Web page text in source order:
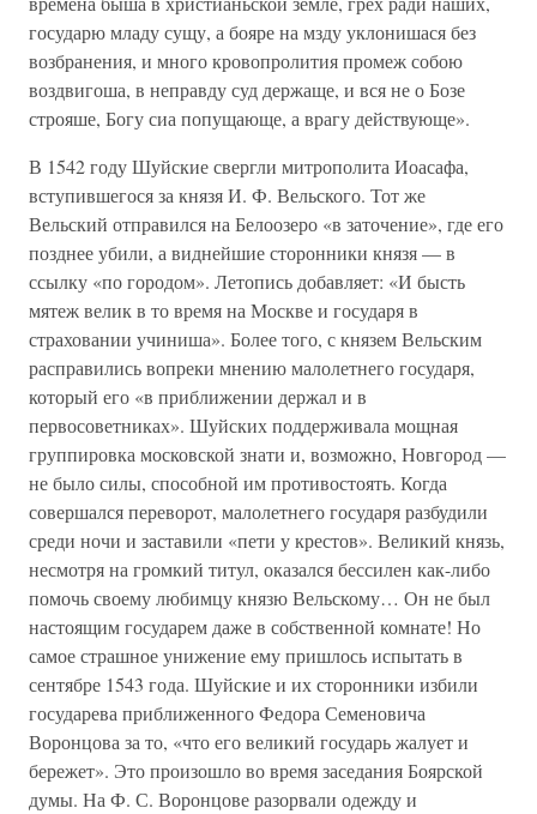
государю младу сущу, а бояре на мзду уклонишася без
возбранения, и много кровопролития промеж собою
воздвигоша, в неправду суд держаще, и вся не о Бозе
строяше, Богу сиа попущающе, а врагу действующе».
В 1542 году Шуйские свергли митрополита Иоасафа,
вступившегося за князя И. Ф. Вельского. Тот же
Вельский отправился на Белоозеро «в заточение», где его
позднее убили, а виднейшие сторонники князя — в
ссылку «по городом». Летопись добавляет: «И бысть
мятеж велик в то время на Москве и государя в
страховании учиниша». Более того, с князем Вельским
расправились вопреки мнению малолетнего государя,
который его «в приближении держал и в
первосоветниках». Шуйских поддерживала мощная
группировка московской знати и, возможно, Новгород —
не было силы, способной им противостоять. Когда
совершался переворот, малолетнего государя разбудили
среди ночи и заставили «пети у крестов». Великий князь,
несмотря на громкий титул, оказался бессилен как-либо
помочь своему любимцу князю Вельскому… Он не был
настоящим государем даже в собственной комнате! Но
самое страшное унижение ему пришлось испытать в
сентябре 1543 года. Шуйские и их сторонники избили
государева приближенного Федора Семеновича
Воронцова за то, «что его великий государь жалует и
бережет». Это произошло во время заседания Боярской
думы. На Ф. С. Воронцове разорвали одежду и